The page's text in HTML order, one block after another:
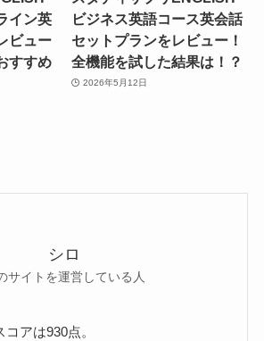
イン英
ビュー
すすめ
ビジネス英語コース英会話
セットプランをレビュー！
全機能を試した結果は！？
2026年5月12日
シロ
サイトを運営している人
アは930点。